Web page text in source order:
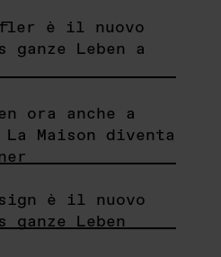
è il nuovo
Leben a
ora anche a
Maison diventa
è il nuovo
Leben